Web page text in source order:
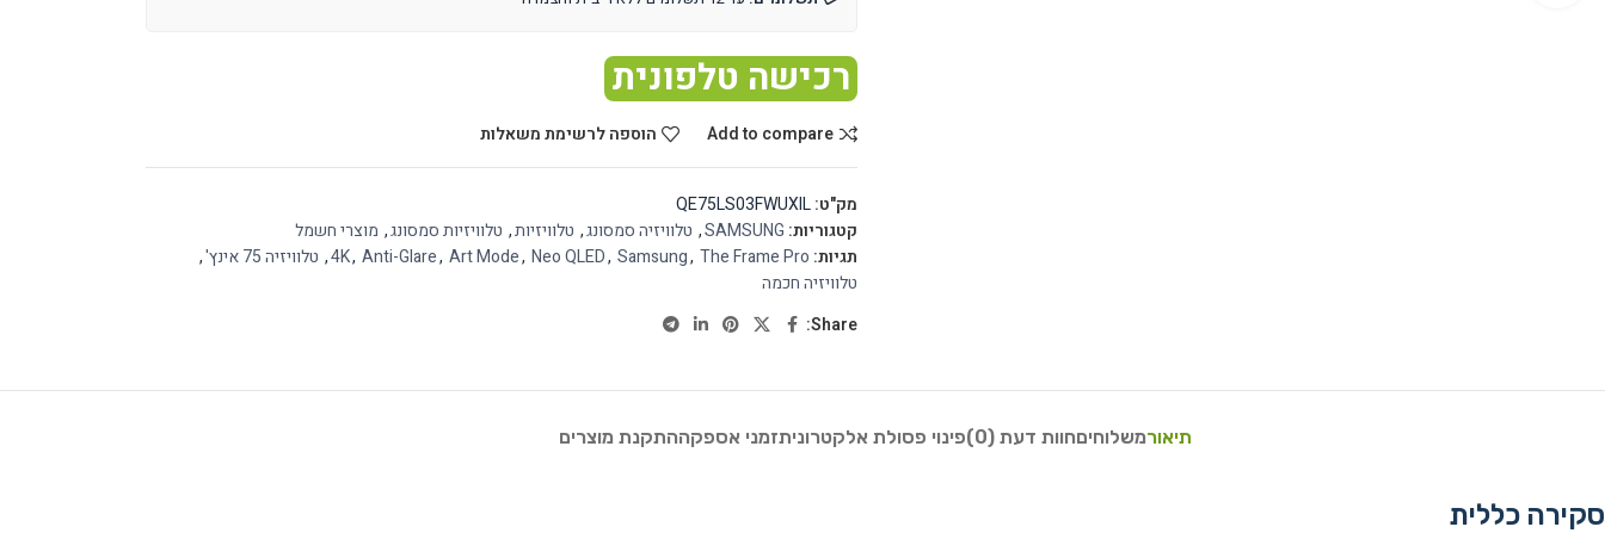
רכישה טלפונית
Add to compare הוספה לרשימת משאלות
מק"ט:QE75LS03FWUXIL
קטגוריות: SAMSUNG
, טלוויזיה סמסונג, טלוויזיות, טלוויזיות סמסונג, מוצרי חשמל
תגיות:
4K, Anti-Glare, Art Mode, Neo QLED, Samsung, The Frame Pro
, טלוויזיה 75 אינץ'
,
טלוויזיה חכמה
Share:
תיאורמשלוחיםחוות דעת (0) פינוי פסולת אלקטרוניתזמני אספקההתקנת מוצרים
סקירה כללית